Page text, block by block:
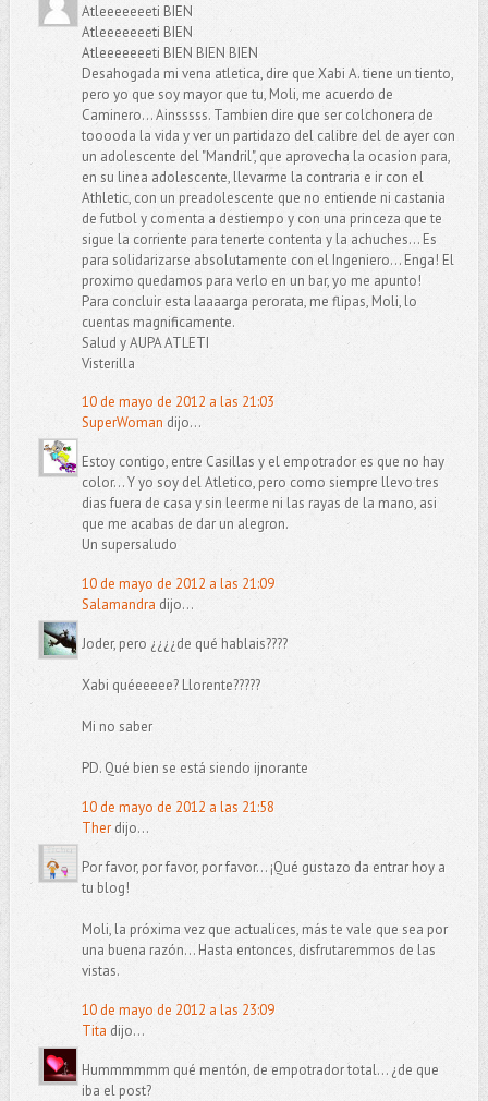
Atleeeeeeeti BIEN
Atleeeeeeeti BIEN
Atleeeeeeeti BIEN BIEN BIEN
Desahogada mi vena atletica, dire que Xabi A. tiene un tiento,
pero yo que soy mayor que tu, Moli, me acuerdo de
Caminero... Ainsssss. Tambien dire que ser colchonera de
tooooda la vida y ver un partidazo del calibre del de ayer con
un adolescente del "Mandril", que aprovecha la ocasion para,
en su linea adolescente, llevarme la contraria e ir con el
Athletic, con un preadolescente que no entiende ni castania
de futbol y comenta a destiempo y con una princeza que te
sigue la corriente para tenerte contenta y la achuches... Es
para solidarizarse absolutamente con el Ingeniero... Enga! El
proximo quedamos para verlo en un bar, yo me apunto!
Para concluir esta laaaarga perorata, me flipas, Moli, lo
cuentas magnificamente.
Salud y AUPA ATLETI
Visterilla
10 de mayo de 2012 a las 21:03
SuperWoman dijo...
Estoy contigo, entre Casillas y el empotrador es que no hay
color... Y yo soy del Atletico, pero como siempre llevo tres
dias fuera de casa y sin leerme ni las rayas de la mano, asi
que me acabas de dar un alegron.
Un supersaludo
10 de mayo de 2012 a las 21:09
Salamandra dijo...
Joder, pero ¿¿¿¿de qué hablais????
Xabi quéeeeee? Llorente?????
Mi no saber
PD. Qué bien se está siendo ijnorante
10 de mayo de 2012 a las 21:58
Therdijo...
Por favor, por favor, por favor... ¡Qué gustazo da entrar hoy a
tu blog!
Moli, la próxima vez que actualices, más te vale que sea por
una buena razón... Hasta entonces, disfrutaremmos de las
vistas.
10 de mayo de 2012 a las 23:09
Tita dijo...
Hummmmmm qué mentón, de empotrador total... ¿de que
iba el post?